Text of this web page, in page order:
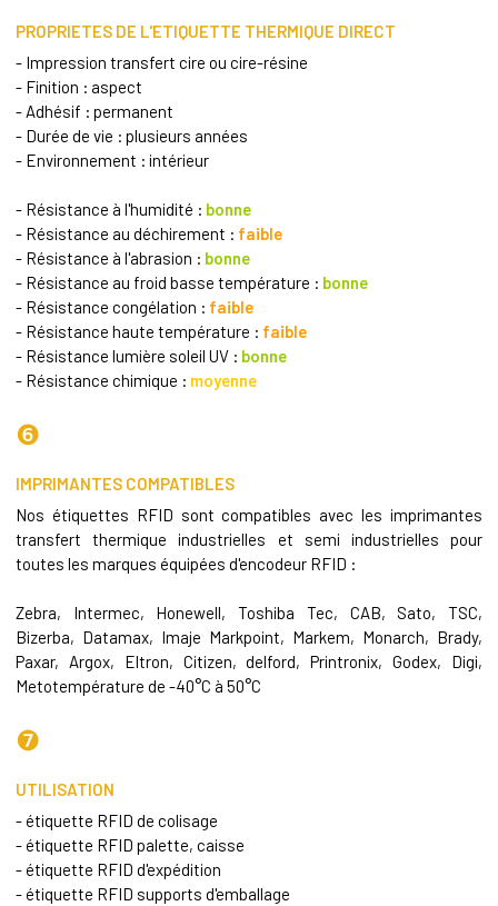
PROPRIETES DE L'ETIQUETTE THERMIQUE DIRECT
- Impression transfert cire ou cire-résine
- Finition : aspect
- Adhésif : permanent
- Durée de vie : plusieurs années
- Environnement : intérieur
- Résistance à l'humidité : bonne
- Résistance au déchirement : faible
- Résistance à l'abrasion : bonne
- Résistance au froid basse température : bonne
- Résistance congélation : faible
- Résistance haute température : faible
- Résistance lumière soleil UV : bonne
- Résistance chimique : moyenne
❻
IMPRIMANTES COMPATIBLES
Nos étiquettes RFID sont compatibles avec les imprimantes
transfert thermique industrielles et semi industrielles pour
toutes les marques équipées d'encodeur RFID :
Zebra, Intermec, Honewell, Toshiba Tec, CAB, Sato, TSC,
Bizerba, Datamax, Imaje Markpoint, Markem, Monarch, Brady,
Paxar, Argox, Eltron, Citizen, delford, Printronix, Godex, Digi,
Metotempérature de -40°C à 50°C
❼
UTILISATION
- étiquette RFID de colisage
- étiquette RFID palette, caisse
- étiquette RFID d'expédition
- étiquette RFID supports d'emballage